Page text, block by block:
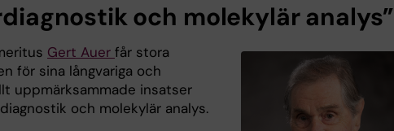
och molekylär analys”
Gert Auer får stora
för sina långvariga och
uppmärksammade insatser
och molekylär analys.